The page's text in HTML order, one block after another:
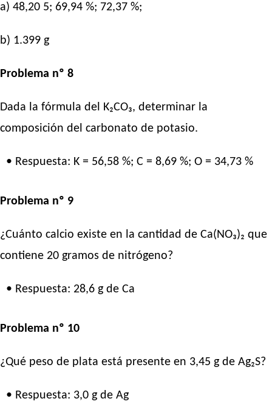
a) 48,20 5; 69,94 %; 72,37 %;
b) 1.399 g
Problema nº 8
Dada la fórmula del K₂CO₃, determinar la
composición del carbonato de potasio.
• Respuesta: K = 56,58 %; C = 8,69 %; O = 34,73 %
Problema nº 9
¿Cuánto calcio existe en la cantidad de Ca(NO₃)₂ que
contiene 20 gramos de nitrógeno?
• Respuesta: 28,6 g de Ca
Problema nº 10
¿Qué peso de plata está presente en 3,45 g de Ag₂S?
• Respuesta: 3,0 g de Ag